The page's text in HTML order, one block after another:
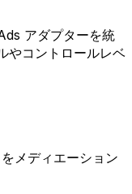
アダプターを統
やコントロールレベ
メディエーション